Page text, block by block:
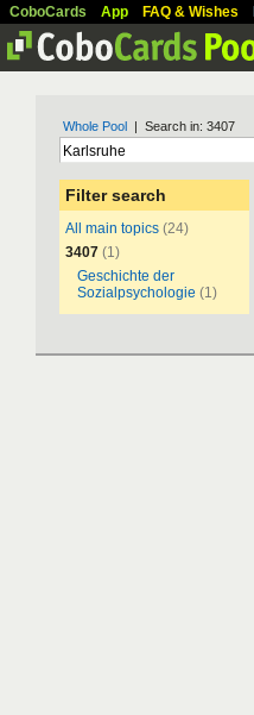
CoboCards App FAQ & Wishes
Whole Pool | Search in: 3407
Filter search
All main topics (24)
3407 (1)
Geschichte der
Sozialpsychologie (1)